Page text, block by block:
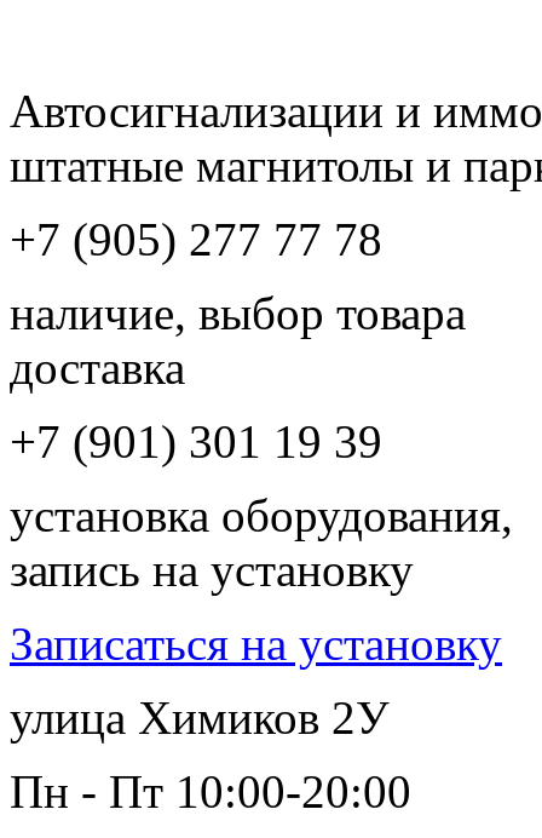
Автосигнализации и
штатные магнитолы и
+7 (905) 277 77 78
наличие, выбор товара
доставка
+7 (901) 301 19 39
установка оборудования,
запись на установку
Записаться на установку
улица Химиков 2У
Пн - Пт 10:00-20:00